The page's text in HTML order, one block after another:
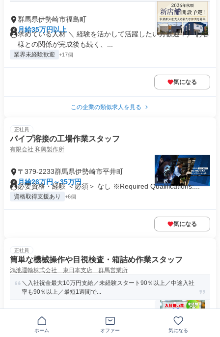
群馬県伊勢崎市福島町
月給35万円以上
求めている人材 ＼ 経験を活かして活躍したい方歓迎！／ お客
様との関係が完成後も続く、...
業界未経験歓迎 +17個
気になる
この企業の類似求人を見る
正社員
パイプ溶接の工場作業スタッフ
有限会社 和興製作所
〒379-2233群馬県伊勢崎市平井町
月給26万円～35万円
必要資格・経験 ＜必須＞ なし ※Required Qualifications:...
資格取得支援あり +6個
気になる
正社員
簡単な機械操作や目視検査・箱詰め作業スタッフ
鴻池運輸株式会社 東日本支店 群馬営業所
＼入社祝金最大10万円支給／未経験スタート90％以上／中途入社
率も90％以上／最短1週間で...
群馬県伊勢崎市飯島町
月給18万1000円～27万円
資格・経験 日本語でのコミュニケーションが可能な方
ホーム オファー 気になる